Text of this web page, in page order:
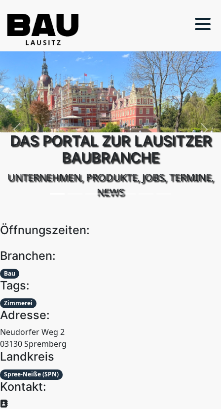
DAS PORTAL ZUR LAUSITZER
BAUBRANCHE
UNTERNEHMEN, PRODUKTE, JOBS, TERMINE,
NEWS
Previous Next
Öffnungszeiten:
Branchen:
Bau
Tags:
Zimmerei
Adresse:
Neudorfer Weg 2
03130 Spremberg
Landkreis
Spree-Neiße (SPN)
Kontakt: